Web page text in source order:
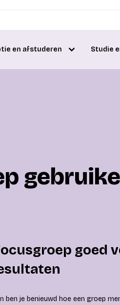
en afstuderen Studie
goed
ben je benieuwd hoe een groep